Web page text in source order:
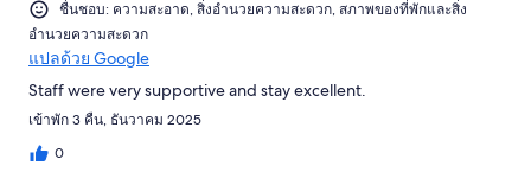
ชื่นชอบ: ความสะอาด, สิ่งอำนวยความสะดวก, สภาพของที่พักและสิ่ง
อำนวยความสะดวก
แปลด้วย Google
Staff were very supportive and stay excellent.
เข้าพัก 3 คืน, ธันวาคม 2025
0